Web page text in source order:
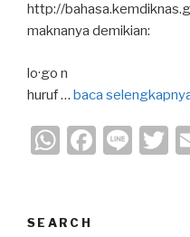
http://
maknanya demikian:
lo·go n
huruf … baca
W
s
F
Li
T
SEARCH